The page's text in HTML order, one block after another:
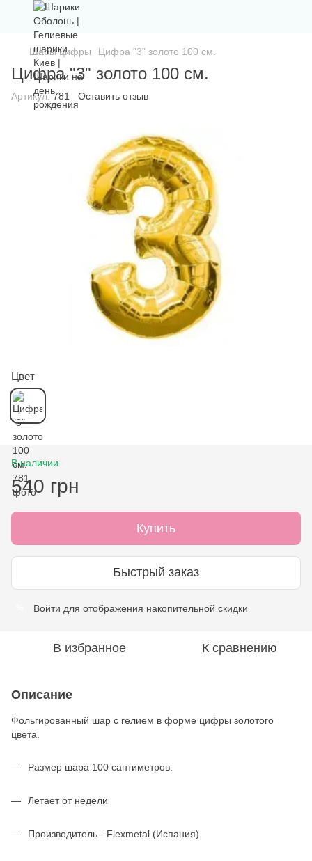
Шары цифры Цифра "3" золото 100 см.
Цифра "3" золото 100 см.
Артикул:781 Оставить отзыв
Цвет
В наличии
540 грн
Купить
Быстрый заказ
Войти для отображения накопительной скидки
В избранное К сравнению
Описание
Фольгированный шар с гелием в форме цифры золотого
цвета.
Размер шара 100 сантиметров.
Летает от недели
Производитель - Flexmetal (Испания)